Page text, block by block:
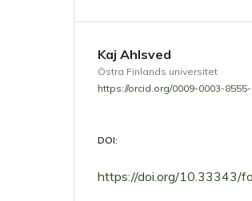
Kaj Ahlsved
Östra Finlands universitet
https://orcid.org/0009-0003-
DOI:
https://doi.org/10.33343/